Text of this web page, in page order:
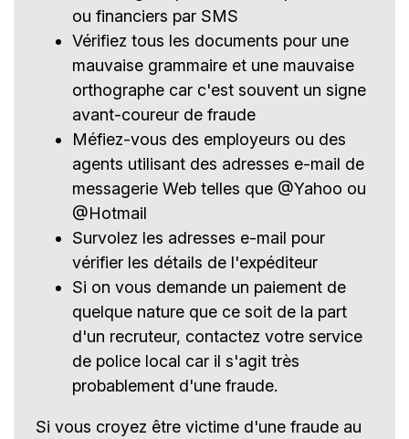
ou financiers par SMS
Vérifiez tous les documents pour une
mauvaise grammaire et une mauvaise
orthographe car c'est souvent un signe
avant-coureur de fraude
Méfiez-vous des employeurs ou des
agents utilisant des adresses e-mail de
messagerie Web telles que @Yahoo ou
@Hotmail
Survolez les adresses e-mail pour
vérifier les détails de l'expéditeur
Si on vous demande un paiement de
quelque nature que ce soit de la part
d'un recruteur, contactez votre service
de police local car il s'agit très
probablement d'une fraude.
Si vous croyez être victime d'une fraude au